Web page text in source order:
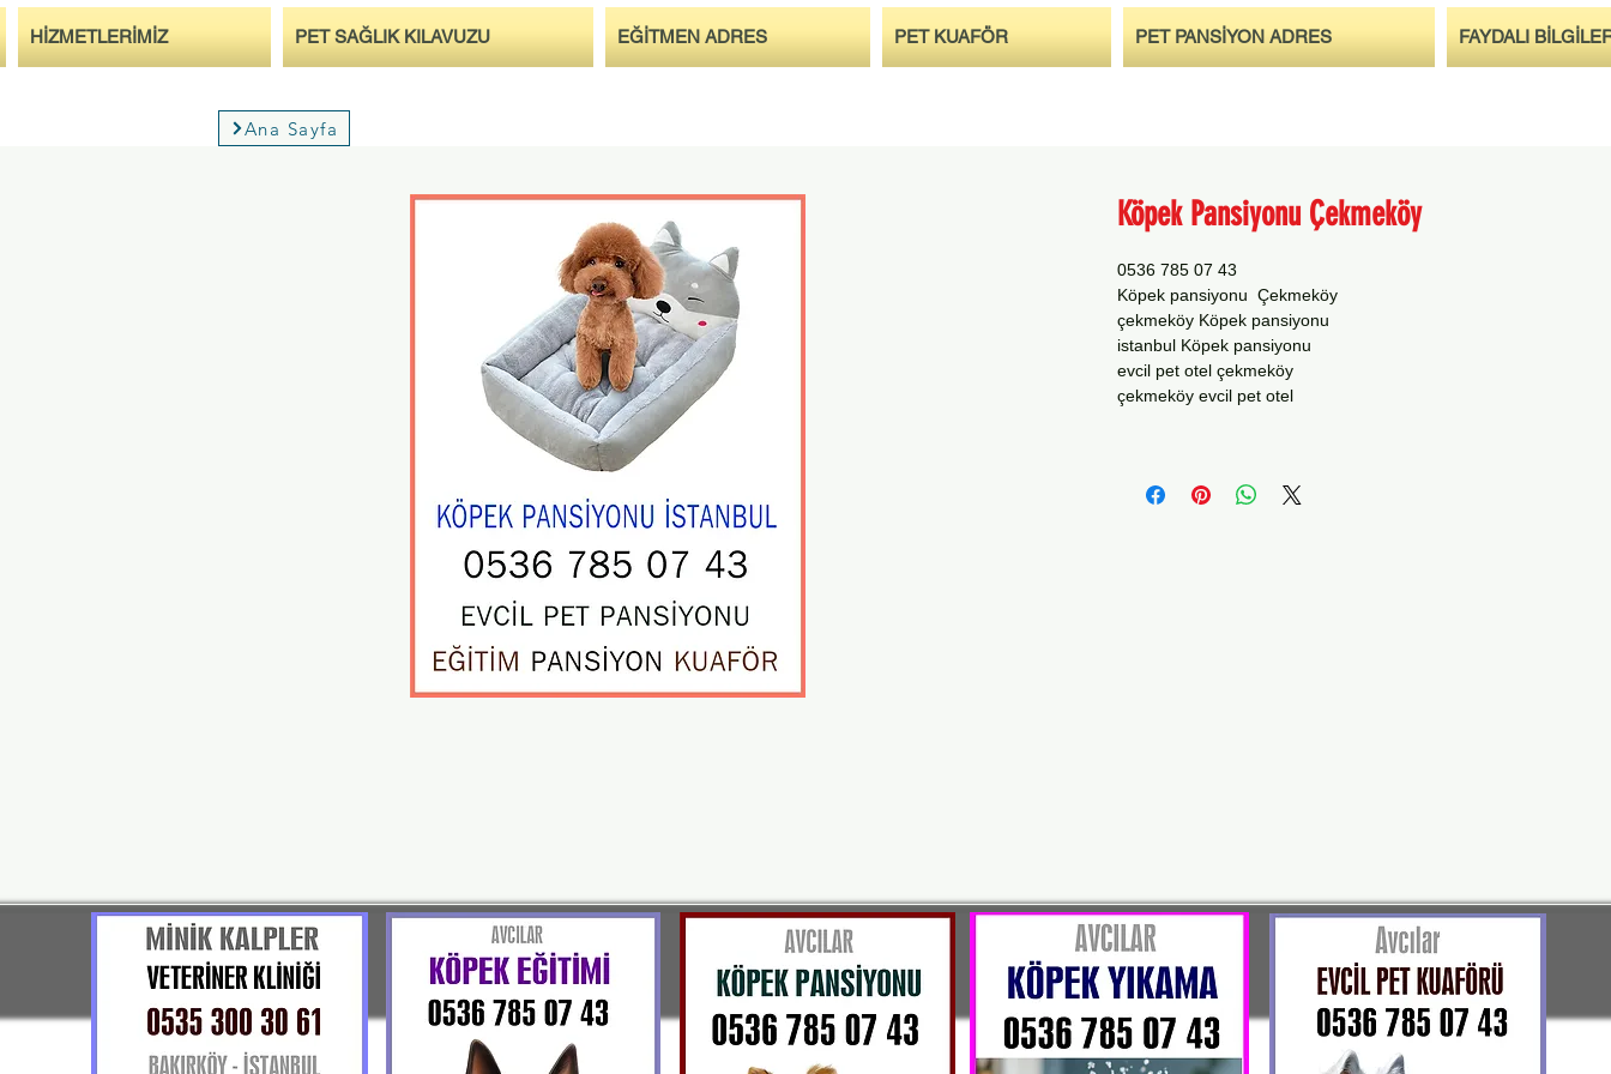
HİZMETLERİMİZ PET SAĞLIK KILAVUZU EĞİTMEN ADRES PET KUAFÖR PET PANSİYON ADRES FAYDALI
Ana Sayfa
Köpek Pansiyonu Çekmeköy
0536 785 07 43
Köpek pansiyonu Çekmeköy
çekmeköy Köpek pansiyonu
istanbul Köpek pansiyonu
evcil pet otel çekmeköy
çekmeköy evcil pet otel